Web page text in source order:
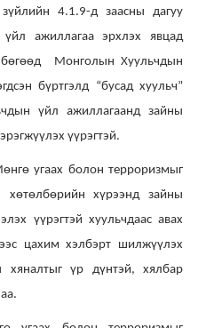
4.1.9-д заасны дагуу
ажиллагаа эрхлэх явцад
бөгөөд Монголын Хуульчдын
бүртгэлд “бусад хуульч”
үйл ажиллагаанд зайны
үүрэгтэй.
угаах болон терроризмыг
хөтөлбөрийн хүрээнд зайны
үүрэгтэй хуульчдаас авах
цахим хэлбэрт шилжүүлэх
хяналтыг үр дүнтэй, хялбар